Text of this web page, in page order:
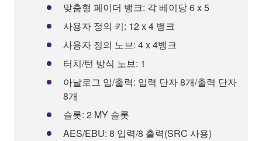
맞춤형 페이더 뱅크: 각 베이당 6 x 5
사용자 정의 키: 12 x 4 뱅크
사용자 정의 노브: 4 x 4뱅크
터치/턴 방식 노브: 1
아날로그 입/출력: 입력 단자 8개/출력 단자
8개
슬롯: 2 MY 슬롯
AES/EBU: 8 입력/8 출력(SRC 사용)